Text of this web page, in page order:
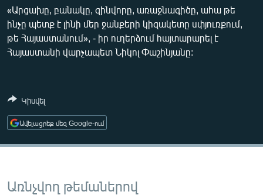
ԿՈՐՈՆԱՎԻՐՈՒՍ
ԱՐԽԻՎ
ՏԵՍԱՆՅՈՒԹԵՐ
Հայերեն
Русский
Auto 240p 360p
360p
480p
«Արցախը, բանակը, զինվորը, առաջնագիծը, ահա թե
ինչը պետք է լինի մեր ջանքերի կիզակետը սփյուռքում,
թե Հայաստանում», - իր ուղերձում հայտարարել է
Հայաստանի վարչապետ Նիկոլ Փաշինյանը:
Կիսվել
Ավելացրեք մեզ Google-ում
Առնչվող թեմաներով